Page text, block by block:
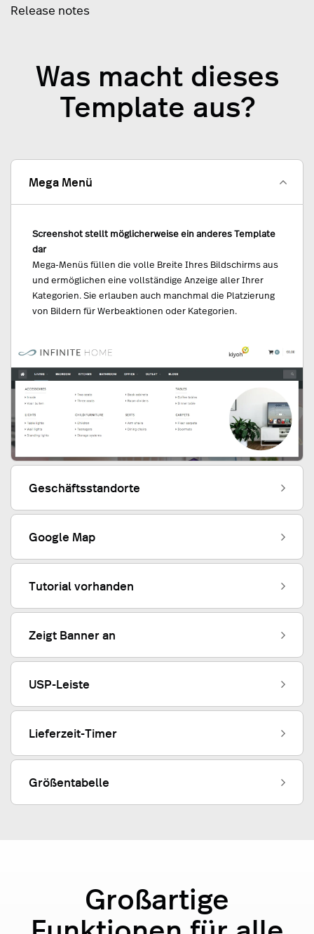
Release notes
Was macht dieses
Template aus?
Mega Menü
Screenshot stellt möglicherweise ein anderes Template
dar
Mega-Menüs füllen die volle Breite Ihres Bildschirms aus
und ermöglichen eine vollständige Anzeige aller Ihrer
Kategorien. Sie erlauben auch manchmal die Platzierung
von Bildern für Werbeaktionen oder Kategorien.
Geschäftsstandorte
Google Map
Tutorial vorhanden
Zeigt Banner an
USP-Leiste
Lieferzeit-Timer
Größentabelle
Großartige